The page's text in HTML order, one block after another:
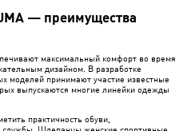
— преимущества
максимальный комфорт во время
дизайном. В разработке
моделей принимают участие известные
выпускаются многие линейки одежды
практичность обуви,
службы. Шлепанцы женские спортивные